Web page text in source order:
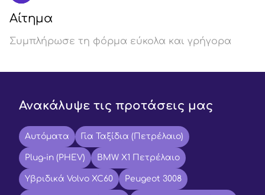
Αίτημα
Συμπλήρωσε τη φόρμα εύκολα και γρήγορα
Ανακάλυψε τις προτάσεις μας
Αυτόματα Για Ταξίδια (Πετρέλαιο)
Plug-in (PHEV) BMW X1 Πετρέλαιο
Υβριδικά Volvo XC60 Peugeot 3008